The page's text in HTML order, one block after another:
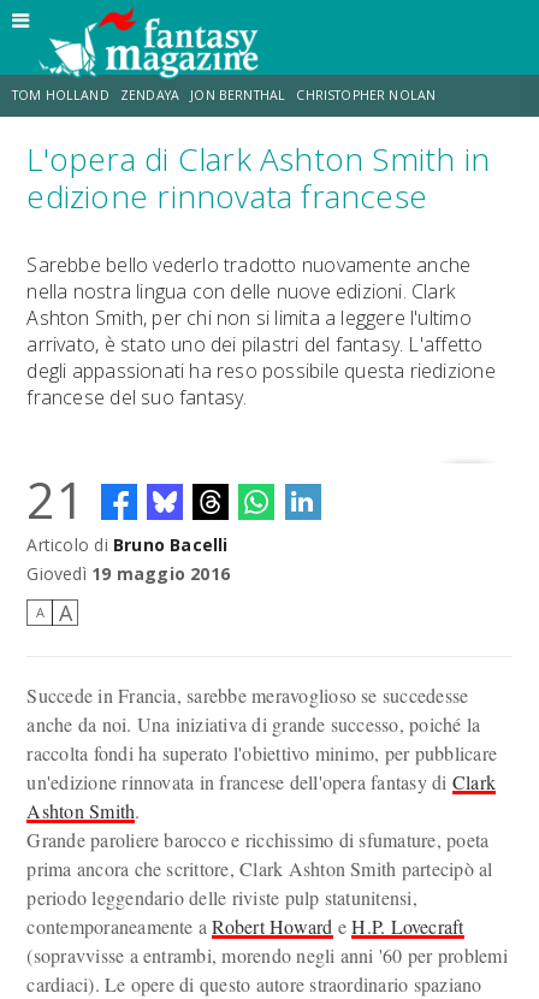
TOM HOLLAND ZENDAYA JON BERNTHAL CHRISTOPHER NOLAN
STRANIMONDI LUCCA COMICS & GAMES ODISSEA CHRIS MCKENNA
L'opera di Clark Ashton Smith in
edizione rinnovata francese
Sarebbe bello vederlo tradotto nuovamente anche
nella nostra lingua con delle nuove edizioni. Clark
Ashton Smith, per chi non si limita a leggere l'ultimo
arrivato, è stato uno dei pilastri del fantasy. L'affetto
degli appassionati ha reso possibile questa riedizione
francese del suo fantasy.
21
Articolo di Bruno Bacelli
Giovedì 19 maggio 2016
A A
Succede in Francia, sarebbe meravoglioso se succedesse
anche da noi. Una iniziativa di grande successo, poiché la
raccolta fondi ha superato l'obiettivo minimo, per pubblicare
un'edizione rinnovata in francese dell'opera fantasy di Clark
Ashton Smith.
Grande paroliere barocco e ricchissimo di sfumature, poeta
prima ancora che scrittore, Clark Ashton Smith partecipò al
periodo leggendario delle riviste pulp statunitensi,
contemporaneamente aRobert Howard eH.P. Lovecraft
(sopravvisse a entrambi, morendo negli anni '60 per problemi
cardiaci). Le opere di questo autore straordinario spaziano